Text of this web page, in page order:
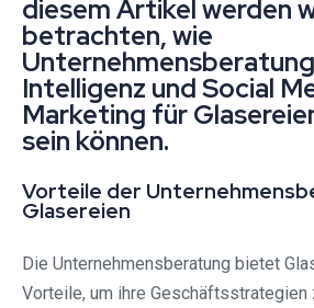
diesem Artikel werden
betrachten, wie
Intelligenz und Social
Marketing für
sein können.
Vorteile der
Glasereien
Die Unternehmensberatung bietet
Vorteile, um ihre Geschäftsstrategien